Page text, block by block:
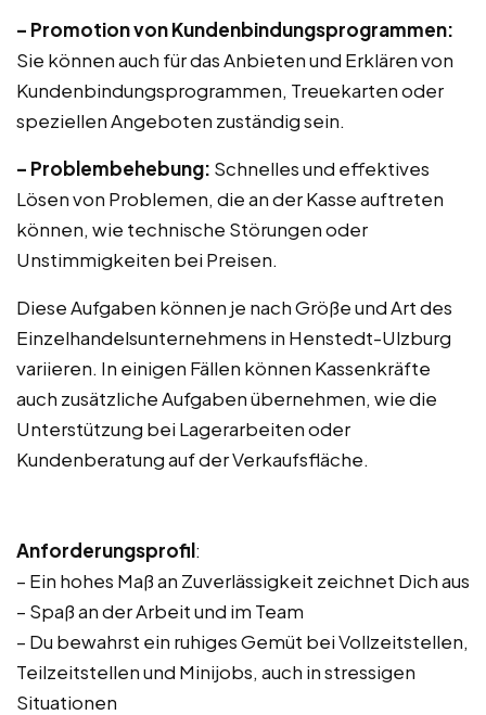
– Promotion von Kundenbindungsprogrammen:
Sie können auch für das Anbieten und Erklären von
Kundenbindungsprogrammen, Treuekarten oder
speziellen Angeboten zuständig sein.
– Problembehebung: Schnelles und effektives
Lösen von Problemen, die an der Kasse auftreten
können, wie technische Störungen oder
Unstimmigkeiten bei Preisen.
Diese Aufgaben können je nach Größe und Art des
Einzelhandelsunternehmens in Henstedt-Ulzburg
variieren. In einigen Fällen können Kassenkräfte
auch zusätzliche Aufgaben übernehmen, wie die
Unterstützung bei Lagerarbeiten oder
Kundenberatung auf der Verkaufsfläche.
Anforderungsprofil:
– Ein hohes Maß an Zuverlässigkeit zeichnet Dich aus
– Spaß an der Arbeit und im Team
– Du bewahrst ein ruhiges Gemüt bei Vollzeitstellen,
Teilzeitstellen und Minijobs, auch in stressigen
Situationen